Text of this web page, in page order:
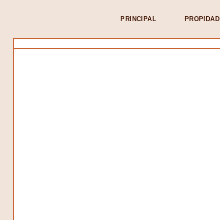
PRINCIPAL PROPIDAD